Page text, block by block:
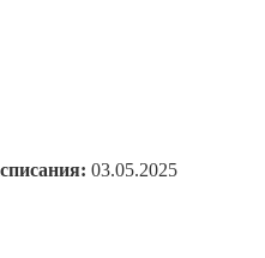
03.05.2025